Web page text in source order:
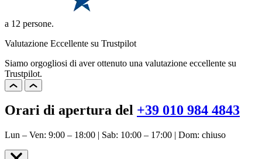
a 12 persone.
Valutazione Eccellente su Trustpilot
Siamo orgogliosi di aver ottenuto una valutazione eccellente su
Trustpilot.
Orari di apertura del +39 010 984 4843
Lun – Ven: 9:00 – 18:00 | Sab: 10:00 – 17:00 | Dom: chiuso